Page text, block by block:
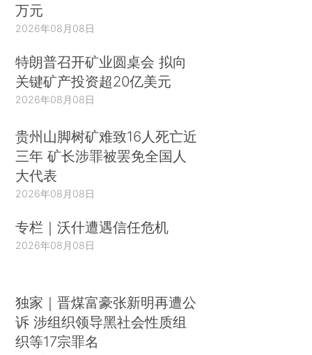
万元
2026年08月08日
特朗普召开矿业圆桌会 拟向
关键矿产投资超20亿美元
2026年08月08日
贵州山脚树矿难致16人死亡近
三年 矿长涉罪被罢免全国人
大代表
2026年08月08日
专栏｜沃什遭遇信任危机
2026年08月08日
独家｜晋煤富豪张新明再遭公
诉 涉组织领导黑社会性质组
织等17宗罪名